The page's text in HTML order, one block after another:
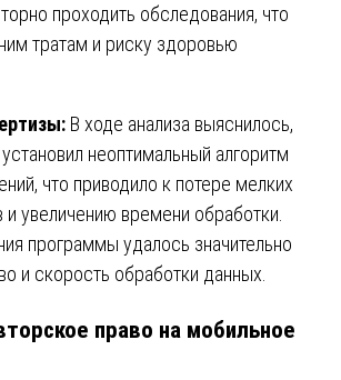
проходить обследования, что
тратам и риску здоровью
В ходе анализа выяснилось,
неоптимальный алгоритм
что приводило к потере мелких
увеличению времени обработки.
программы удалось значительно
и скорость обработки данных.
право на мобильное